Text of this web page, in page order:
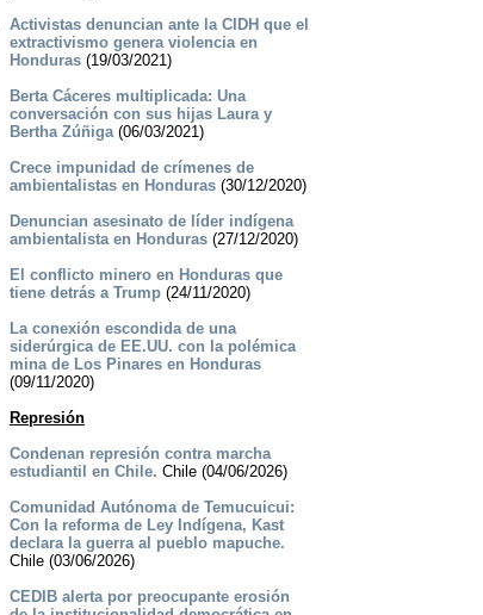
Activistas denuncian ante la CIDH que el
extractivismo genera violencia en
Honduras(19/03/2021)
Berta Cáceres multiplicada: Una
conversación con sus hijas Laura y
Bertha Zúñiga(06/03/2021)
Crece impunidad de crímenes de
ambientalistas en Honduras(30/12/2020)
Denuncian asesinato de líder indígena
ambientalista en Honduras(27/12/2020)
El conflicto minero en Honduras que
tiene detrás a Trump(24/11/2020)
La conexión escondida de una
siderúrgica de EE.UU. con la polémica
mina de Los Pinares en Honduras
(09/11/2020)
Represión
Condenan represión contra marcha
estudiantil en Chile. Chile (04/06/2026)
Comunidad Autónoma de Temucuicui:
Con la reforma de Ley Indígena, Kast
declara la guerra al pueblo mapuche.
Chile (03/06/2026)
CEDIB alerta por preocupante erosión